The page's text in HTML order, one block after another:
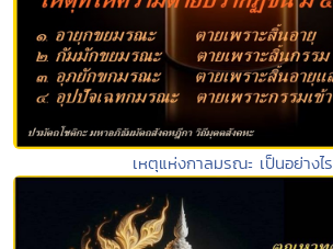
เหตุแห่งกาลมรณะ เป็นอย่างไร